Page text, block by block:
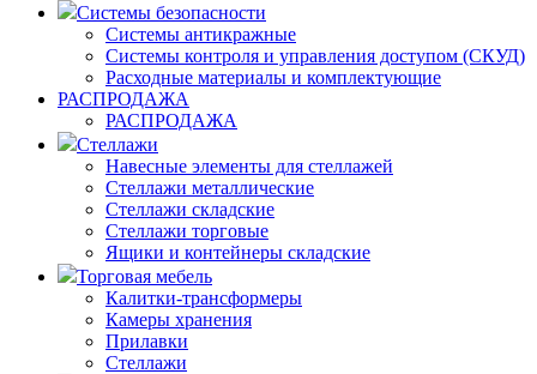
Системы безопасности
Системы антикражные
Системы контроля и управления доступом (СКУД)
Расходные материалы и комплектующие
РАСПРОДАЖА
РАСПРОДАЖА
Стеллажи
Навесные элементы для стеллажей
Стеллажи металлические
Стеллажи складские
Стеллажи торговые
Ящики и контейнеры складские
Торговая мебель
Калитки-трансформеры
Камеры хранения
Прилавки
Стеллажи